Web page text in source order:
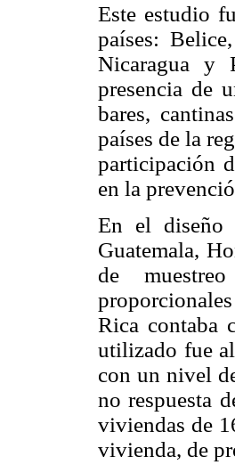
Este estudio
países:
Nicaragua y
presencia de
bares,
países de la
participación
en la
En el diseño
Guatemala,
de
Rica contaba
utilizado fue
con un nivel
no respuesta
viviendas de
vivienda, de